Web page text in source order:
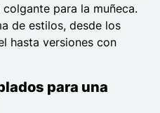
para la muñeca.
de estilos, desde los
hasta versiones con
para una